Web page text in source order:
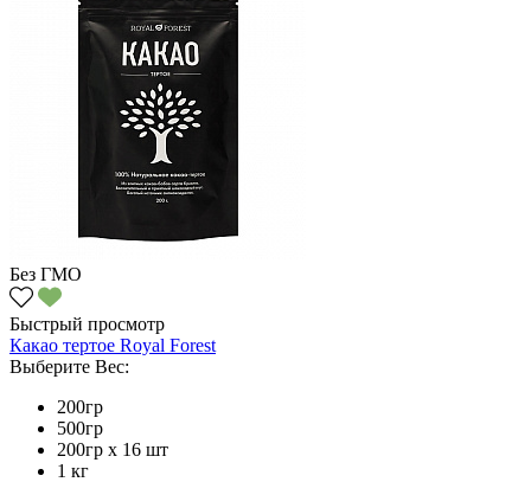
Без ГМО
Быстрый просмотр
Какао тертое Royal Forest
Выберите Вес:
200гр
500гр
200гр х 16 шт
1 кг